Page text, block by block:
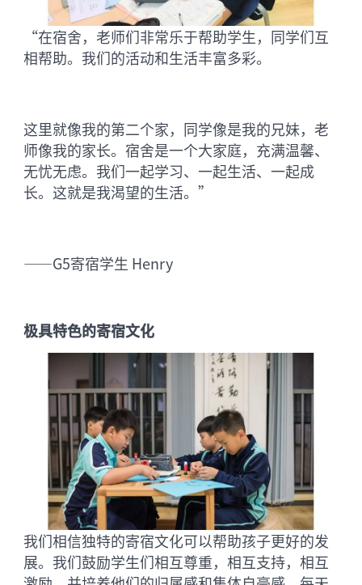
“在宿舍，老师们非常乐于帮助学生，同学们互
相帮助。我们的活动和生活丰富多彩。
这里就像我的第二个家，同学像是我的兄妹，老
师像我的家长。宿舍是一个大家庭，充满温馨、
无忧无虑。我们一起学习、一起生活、一起成
长。这就是我渴望的生活。”
——G5寄宿学生 Henry
极具特色的寄宿文化
我们相信独特的寄宿文化可以帮助孩子更好的发
展。我们鼓励学生们相互尊重，相互支持，相互